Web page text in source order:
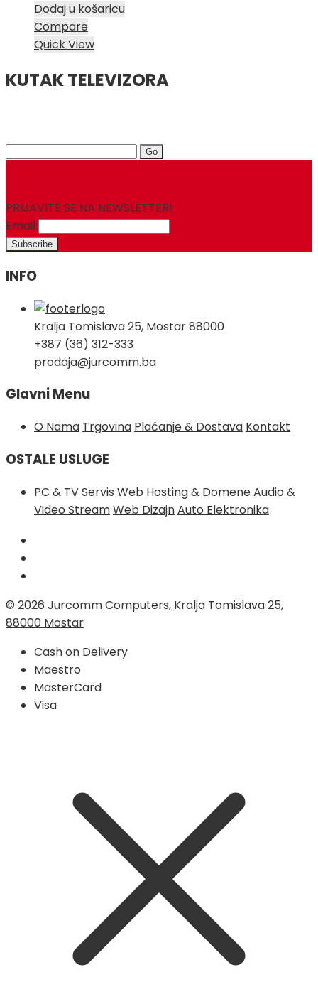
Dodaj u košaricu
Compare
Quick View
KUTAK TELEVIZORA
Search
PRIJAVITE SE NA NEWSLETTER!
Email
INFO
Kralja Tomislava 25, Mostar 88000
+387 (36) 312-333
prodaja@jurcomm.ba
Glavni Menu
O Nama Trgovina Plaćanje & Dostava Kontakt
OSTALE USLUGE
PC & TV Servis Web Hosting & DomeneAudio &
Video StreamWeb DizajnAuto Elektronika
© 2026 Jurcomm Computers, Kralja Tomislava 25,
88000 Mostar
Cash on Delivery
Maestro
MasterCard
Visa